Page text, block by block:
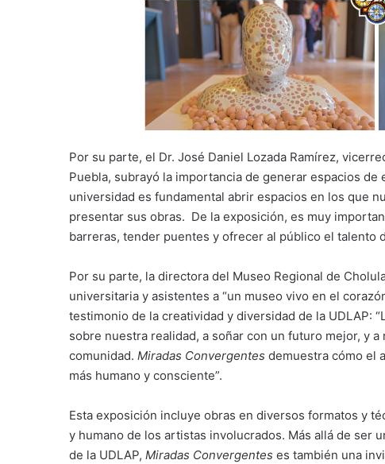
Por su parte, el Dr. José Daniel Lozada Ramírez,
Puebla, subrayó la importancia de generar espacios
universidad es fundamental abrir espacios en los que
presentar sus obras. De la exposición, es muy
barreras, tender puentes y ofrecer al público el talento
Por su parte, la directora del Museo Regional de
universitaria y asistentes a “un museo vivo en el
testimonio de la creatividad y diversidad de la UDLAP:
sobre nuestra realidad, a soñar con un futuro mejor, y
comunidad. Miradas Convergentes demuestra cómo el
más humano y consciente”.
Esta exposición incluye obras en diversos formatos y
y humano de los artistas involucrados. Más allá de ser
de la UDLAP, Miradas Convergentes es también una